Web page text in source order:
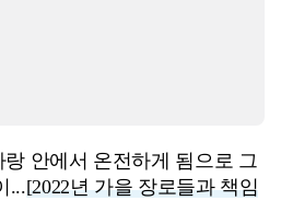
안에서 온전하게 됨으로 그
...[2022년 가을 장로들과 책임